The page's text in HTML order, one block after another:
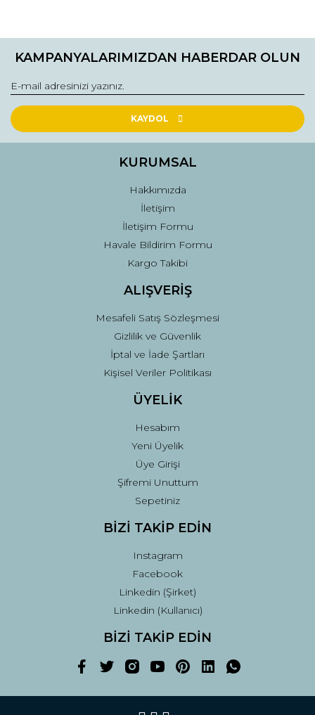
konularda yetersiz gördüğünüz noktaları öneri formunu
Görüş ve önerileriniz için teşekkür ederiz.
Ürün resmi kalitesiz, bozuk veya görüntülenemiyor.
Ürün açıklamasında eksik bilgiler bulunuyor.
Ürün fiyatı diğer sitelerden daha pahalı.
Gönder
KAMPANYALARIMIZDAN HABERDAR OLUN
KAYDOL
KURUMSAL
Hakkımızda
İletişim
İletişim Formu
Havale Bildirim Formu
Kargo Takibi
ALIŞVERİŞ
Mesafeli Satış Sözleşmesi
Gizlilik ve Güvenlik
İptal ve İade Şartları
Kişisel Veriler Politikası
ÜYELİK
Hesabım
Yeni Üyelik
Üye Girişi
Şifremi Unuttum
Sepetiniz
BİZİ TAKİP EDİN
Instagram
Facebook
Linkedin (Şirket)
Linkedin (Kullanıcı)
BİZİ TAKİP EDİN